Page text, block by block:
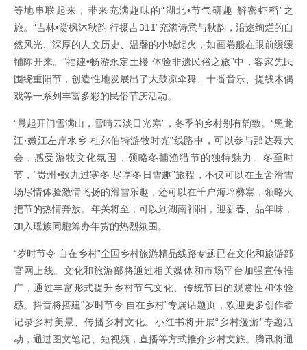
等地串联起来，带来充满趣味的“湖北•节气研趣 解密虾稻”之
旅。“吉林•赏枫沐秋韵 行摄吉311”充满诗意与秋韵，沿途绚烂的自
然风光、深厚的人文历史、温馨的小城烟火，如画卷般在眼前缓缓
铺陈开来。“福建•畅游永定土楼 体验非遗民俗之旅”中，客家先民
围绕重阳节，创造性地发展出了大鼓凉伞舞、十番音乐、提线木偶
戏等一系列丰富多彩的民俗节庆活动。
“晨起开门雪满山，雪晴云淡日光寒”，冬季的乡村别有韵致。“黑龙
江·嫩江左岸水乡 杜尔伯特游牧时光”线路中，可以参与那达慕大
会，感受游牧文化氛围，领略冬捕渔猎节的独特魅力。冬至时
节，“贵州•数九过寒冬 尽享冬日雪趣”旅程，不仅可以在玉舍滑雪
场尽情体验激情飞扬的滑雪乐趣，还可以在千户海坪彝寨，领略火
把节的热情奔放。年关将至，可以到湖南祁阳，迎新春、品年味，
加入瑶族同胞筹办年货的热烈氛围。
“岁时节令 自在乡村”全国乡村旅游精品线路专题已在文化和旅游部
官网上线。文化和旅游部将通过相关媒体和市场平台加强宣传推
广，通过丰富形式提升乡村节气文化、传统节日的观赏性和体验
感。抖音将搭建“岁时节令 自在乡村”专属话题页，欢迎更多创作者
记录乡村美景、传播乡村文化。小红书将开展“乡村漫游”专题活
动，通过图文笔记、短视频，直播等方式推介乡村文旅。腾讯将通